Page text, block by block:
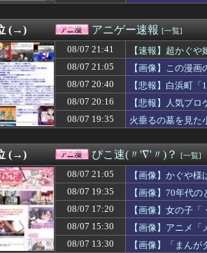
【ロッテ対オリックス18回戦】
【悲報】「スポーツ観戦に興味
【驚愕】おな禁してから女子の
【速報】BEYOOOOONDS小島
彼女を好きだけど別れた方がい
海外「PCAがMVP」岡本vs鈴木
【閲覧注意】首吊り自殺中に失
米国、韓国防衛に核持ち出す
【動画】Kカップお○ぱい、触る
日本ハム、矢澤打が敵失策誘い
【疑問】スポーツ漫画で退部す
義妹夫のお兄さんが草加の集ま
【画像】家庭ヨガでこういうド
【スターウォーズ】グローグ
【感想まとめ】スパイダーマン
1年前に嫁と「子供を作る条件
【衝撃】ブラジルで『異変』が
【画像】JKダンス部、なぜか部
(→) アニゲー速報 [一覧]
08/07 21:41
【速報】超かぐ
08/07 21:05
【画像】この漫
08/07 20:40
【悲報】白浜町
08/07 20:16
【悲報】人気プ
08/07 19:35
火垂るの墓を見た
(→) ぴこ速(〃'∇'〃)？ [一覧]
08/07 21:05
【画像】かぐや
08/07 19:35
【画像】70年代
08/07 17:20
【画像】女の子
08/07 15:30
【画像】アニメ
08/07 13:30
【画像】「まん